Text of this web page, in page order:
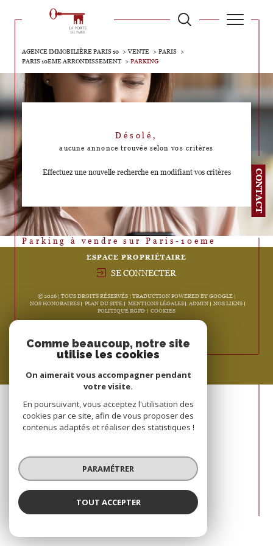
CONTACT
AGENCE IMMOBILIÈRE PARIS 10 VENTE
PARIS
PARIS 10EME ARRONDISSEMENT
PARKING
Désolé,
aucune annonce trouvée selon vos critères
Effectuez une nouvelle recherche en modifiant vos critères
Parking à vendre sur Paris-10eme
ESPACE PROPRIÉTAIRE
SE CONNECTER
© 2026 | TOUS DROITS RÉSERVÉS | TRADUCTION POWERED BY GOOGLE |
NOS HONORAIRES
PLAN DU SITE MENTIONS LÉGALES ADMIN
NOS LIENS
POLITIQUE RGPD
COOKIES
Comme beaucoup, notre site
utilise les cookies
On aimerait vous accompagner pendant
votre visite.
En poursuivant, vous acceptez l'utilisation des
cookies par ce site, afin de vous proposer des
contenus adaptés et réaliser des statistiques !
PARAMÉTRER
TOUT ACCEPTER